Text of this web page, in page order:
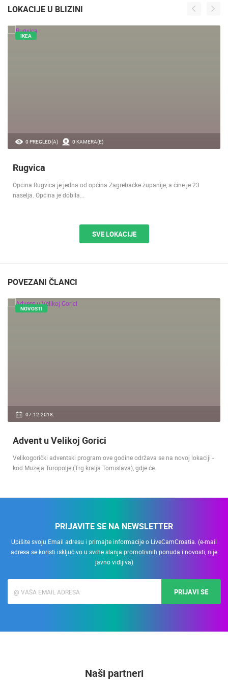
LOKACIJE U BLIZINI
0 PREGLED(A) 0 KAMERA(E)
IKEA
Rugvica
Općina Rugvica je jedna od općina Zagrebačke županije, a čine je 23
naselja. Općina je dobila…
SVE LOKACIJE
POVEZANI ČLANCI
07.12.2018.
NOVOSTI
Advent u Velikoj Gorici
Velikogorički adventski program ove godine održava se na novoj lokaciji -
kod Muzeja Turopolje (Trg kralja Tomislava), gdje će…
PRIJAVITE SE NA NEWSLETTER
Upišite svoju Email adresu i primajte informacije o LiveCamCroatia. (e-mail
adresa se koristi isključivo u svrhe slanja promotivnih ponuda i novosti, nije
javno vidljiva)
PRIJAVI SE
Naši partneri